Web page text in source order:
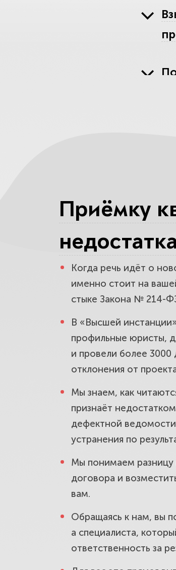
Приёмку
Когда речь идёт о
именно стоит на
стыке Закона № 214-
В «Высшей
профильные юристы,
и провели более
отклонения от
Мы знаем, как
признаёт
дефектной
устранения по
Мы понимаем разницу
договора и
вам.
Обращаясь к нам, вы
а специалиста,
ответственность за